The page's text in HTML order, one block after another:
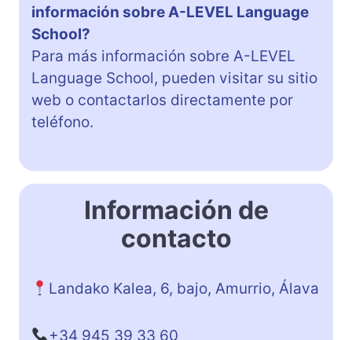
información sobre A-LEVEL Language
School?
Para más información sobre A-LEVEL
Language School, pueden visitar su sitio
web o contactarlos directamente por
teléfono.
Información de
contacto
Landako Kalea, 6, bajo, Amurrio, Álava
+34 945 39 33 60